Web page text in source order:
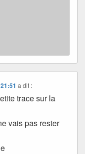
a dit :
trace sur la
vais pas rester